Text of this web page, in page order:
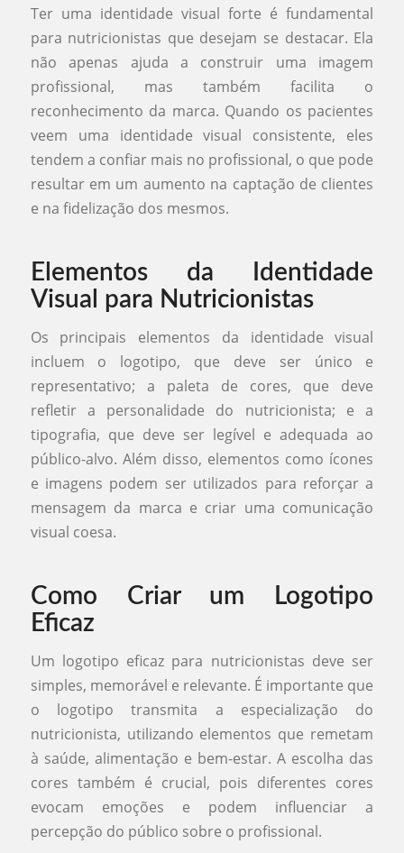
Ter uma identidade visual forte é fundamental
para nutricionistas que desejam se destacar. Ela
não apenas ajuda a construir uma imagem
profissional, mas também facilita o
reconhecimento da marca. Quando os pacientes
veem uma identidade visual consistente, eles
tendem a confiar mais no profissional, o que pode
resultar em um aumento na captação de clientes
e na fidelização dos mesmos.
Elementos da Identidade
Visual para Nutricionistas
Os principais elementos da identidade visual
incluem o logotipo, que deve ser único e
representativo; a paleta de cores, que deve
refletir a personalidade do nutricionista; e a
tipografia, que deve ser legível e adequada ao
público-alvo. Além disso, elementos como ícones
e imagens podem ser utilizados para reforçar a
mensagem da marca e criar uma comunicação
visual coesa.
Como Criar um Logotipo
Eficaz
Um logotipo eficaz para nutricionistas deve ser
simples, memorável e relevante. É importante que
o logotipo transmita a especialização do
nutricionista, utilizando elementos que remetam
à saúde, alimentação e bem-estar. A escolha das
cores também é crucial, pois diferentes cores
evocam emoções e podem influenciar a
percepção do público sobre o profissional.